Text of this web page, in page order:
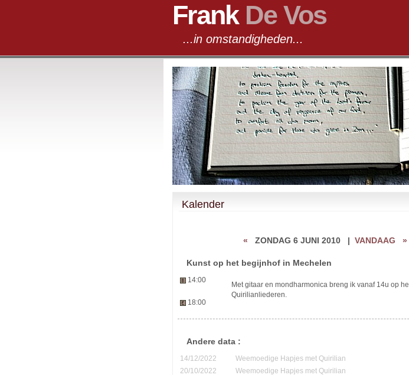
Frank De Vos
...in omstandigheden...
Kalender
« ZONDAG 6 JUNI 2010| VANDAAG »
Kunst op het begijnhof in Mechelen
14:00
18:00
Met gitaar en mondharmonica breng ik vanaf 14u op
Quirilianliederen.
Andere data :
14/12/2022
Weemoedige Hapjes met Quirilian
20/10/2022
Weemoedige Hapjes met Quirilian